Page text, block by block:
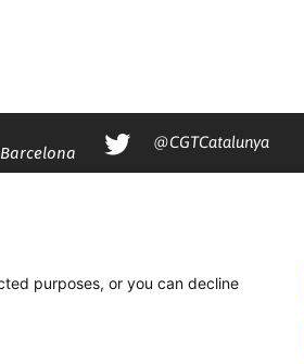
@CGTCatalunya
purposes, or you can decline